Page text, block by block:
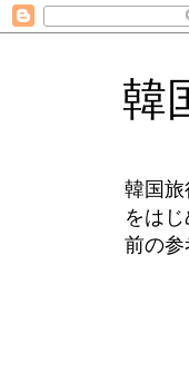
韓
韓国
をは
前の